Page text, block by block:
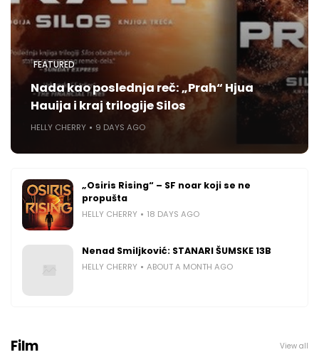
FEATURED
Nada kao poslednja reč: „Prah“ Hjua
Hauija i kraj trilogije Silos
HELLY CHERRY 9 DAYS AGO
„Osiris Rising“ – SF noar koji se ne
propušta
HELLY CHERRY 18 DAYS AGO
Nenad Smiljković: STANARI ŠUMSKE 13B
HELLY CHERRY ABOUT A MONTH AGO
Film View all